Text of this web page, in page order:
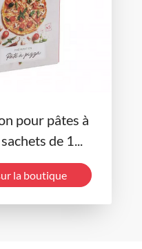
pour pâtes à
de 1...
la boutique